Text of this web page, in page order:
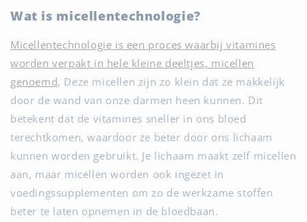
Wat is micellentechnologie?
Micellentechnologie is een proces waarbij vitamines
worden verpakt in hele kleine deeltjes, micellen
genoemd. Deze micellen zijn zo klein dat ze makkelijk
door de wand van onze darmen heen kunnen. Dit
betekent dat de vitamines sneller in ons bloed
terechtkomen, waardoor ze beter door ons lichaam
kunnen worden gebruikt. Je lichaam maakt zelf micellen
aan, maar micellen worden ook ingezet in
voedingssupplementen om zo de werkzame stoffen
beter te laten opnemen in de bloedbaan.